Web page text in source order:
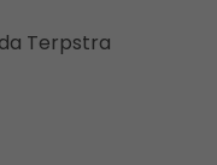
Terpstra